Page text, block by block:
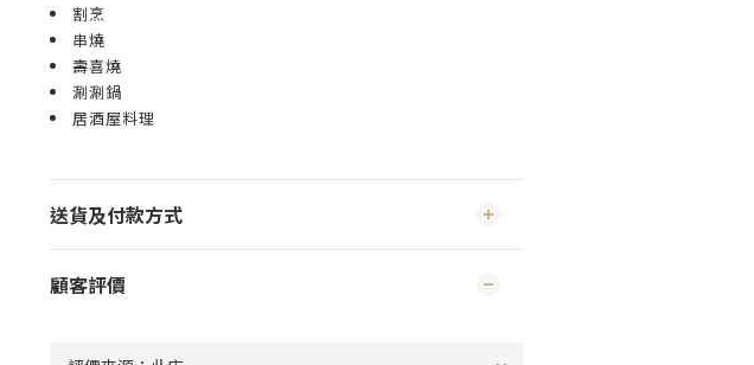
割烹
串燒
壽喜燒
涮涮鍋
居酒屋料理
送貨及付款方式
顧客評價